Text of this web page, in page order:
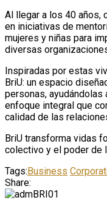
Al llegar a los 40 años,
en iniciativas de
mujeres y niñas para
diversas
Inspiradas por estas
BriU: un espacio
personas,
enfoque integral que
calidad de las
BriU transforma vidas
colectivo y el poder de
Tags:Business
Share: